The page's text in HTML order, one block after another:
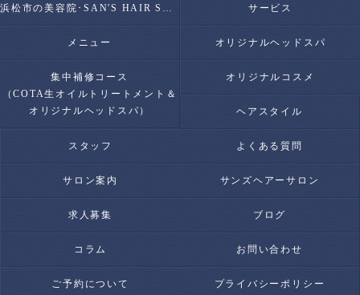
サービス
メニュー オリジナルヘッドスパ
集中補修コース
（COTA生オイルトリートメント＆
オリジナルヘッドスパ）
オリジナルコスメ
ヘアスタイル
スタッフ よくある質問
サロン案内 サンズヘアーサロン
求人募集 ブログ
コラム お問い合わせ
ご予約について プライバシーポリシー